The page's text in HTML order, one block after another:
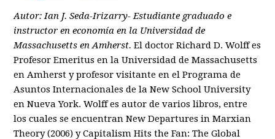
Autor: Ian J. Seda-Irizarry- Estudiante graduado e
instructor en economía en la Universidad de
Massachusetts en Amherst. El doctor Richard D. Wolff es
Profesor Emeritus en la Universidad de Massachusetts
en Amherst y profesor visitante en el Programa de
Asuntos Internacionales de la New School University
en Nueva York. Wolff es autor de varios libros, entre
los cuales se encuentran New Departures in Marxian
Theory (2006) y Capitalism Hits the Fan: The Global